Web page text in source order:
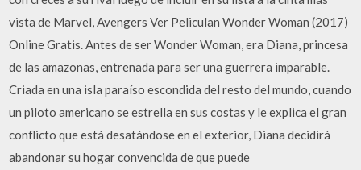
vista de Marvel, Avengers Ver Peliculan Wonder Woman (2017)
Online Gratis. Antes de ser Wonder Woman, era Diana, princesa
de las amazonas, entrenada para ser una guerrera imparable.
Criada en una isla paraíso escondida del resto del mundo, cuando
un piloto americano se estrella en sus costas y le explica el gran
conflicto que está desatándose en el exterior, Diana decidirá
abandonar su hogar convencida de que puede